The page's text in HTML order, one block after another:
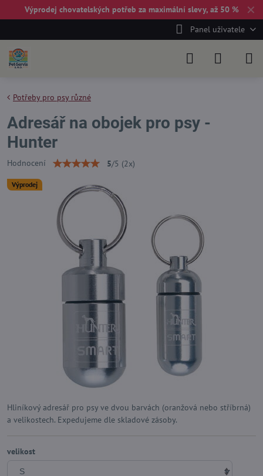
✕
Výprodej chovatelských potřeb za maximální slevy, až 50 %
Panel uživatele
Výprodej
Potřeby pro psy různé
Adresář na obojek pro psy -
Hunter
Hodnocení 5/5 (2x)
Hliníkový adresář pro psy ve dvou barvách (oranžová nebo stříbrná)
a velikostech. Expedujeme dle skladové zásoby.
velikost